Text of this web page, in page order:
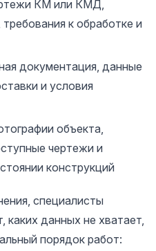
КМ или КМД,
к обработке и
документация, данные
и условия
объекта,
чертежи и
конструкций
специалисты
данных не хватает,
порядок работ: